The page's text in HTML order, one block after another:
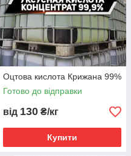
Оцтова кислота Крижана 99%
Готово до відправки
від 130 ₴/кг
Купити